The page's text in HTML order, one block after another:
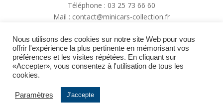
Téléphone : 03 25 73 66 60
Mail : contact@minicars-collection.fr
LIVRAISON EN 48-72H
Expédition via Colisimo
Voir nos tarifs d’expédition
Nous utilisons des cookies sur notre site Web pour vous
offrir l'expérience la plus pertinente en mémorisant vos
préférences et les visites répétées. En cliquant sur
«Accepter», vous consentez à l'utilisation de tous les
cookies.
Paramètres J'accepte